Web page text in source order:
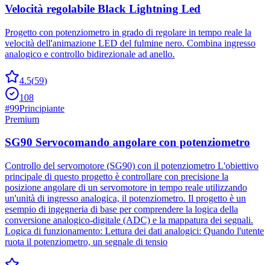
Velocità regolabile Black Lightning Led
Progetto con potenziometro in grado di regolare in tempo reale la
velocità dell'animazione LED del fulmine nero. Combina ingresso
analogico e controllo bidirezionale ad anello.
4.5(59)
108
#99Principiante
Premium
SG90 Servocomando angolare con potenziometro
Controllo del servomotore (SG90) con il potenziometro L'obiettivo
principale di questo progetto è controllare con precisione la
posizione angolare di un servomotore in tempo reale utilizzando
un'unità di ingresso analogica, il potenziometro. Il progetto è un
esempio di ingegneria di base per comprendere la logica della
conversione analogico-digitale (ADC) e la mappatura dei segnali.
Logica di funzionamento: Lettura dei dati analogici: Quando l'utente
ruota il potenziometro, un segnale di tensio